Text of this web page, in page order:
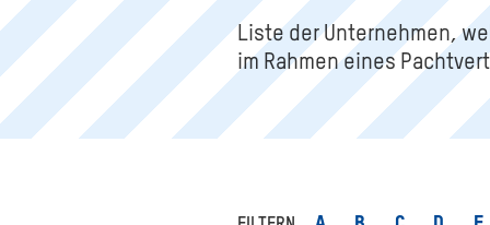
Liste der Unternehmen,
im Rahmen eines